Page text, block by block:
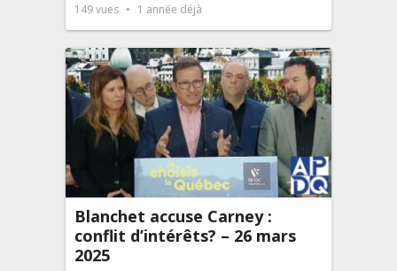
149vues 1 année déjà
Blanchet accuse Carney :
conflit d’intérêts? – 26 mars
2025